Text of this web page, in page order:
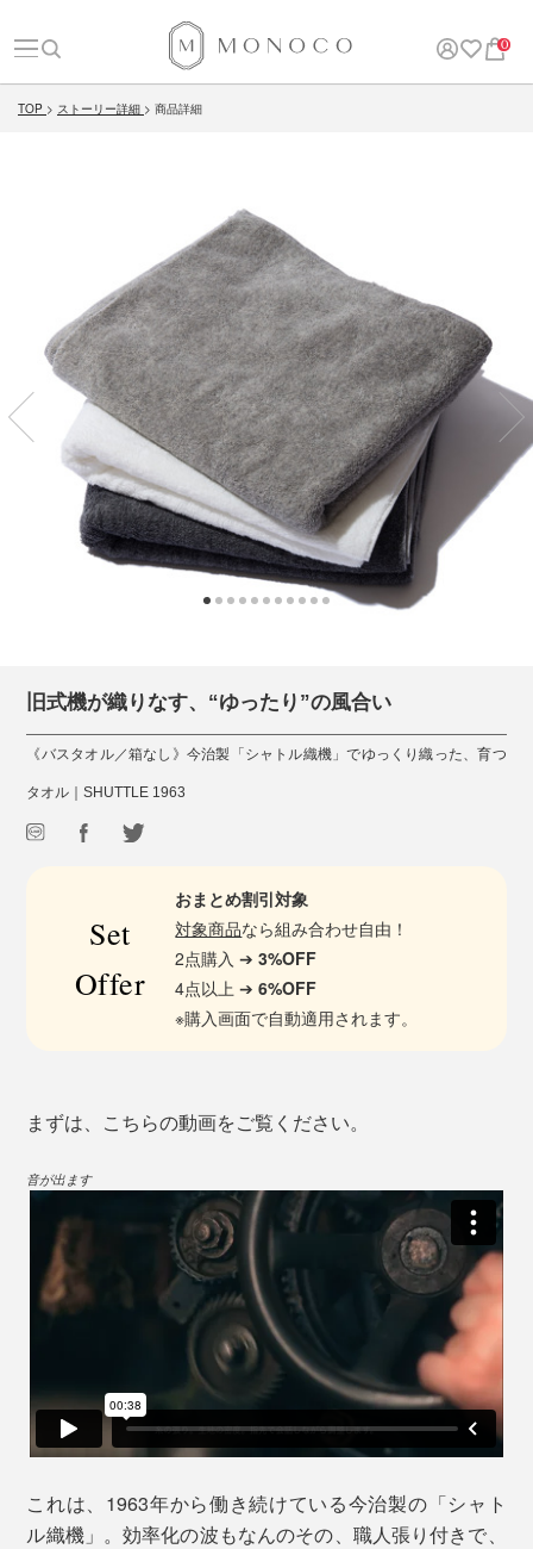
0
TOP ストーリー詳細 商品詳細
旧式機が織りなす、“ゆったり”の風合い
《バスタオル／箱なし》今治製「シャトル織機」でゆっくり織った、育つ
タオル｜SHUTTLE 1963
Set
Offer
おまとめ割引対象
対象商品なら組み合わせ自由！
2点購入 ➔3%OFF
4点以上 ➔6%OFF
※購入画面で自動適用されます。
まずは、こちらの動画をご覧ください。
音が出ます
これは、1963年から働き続けている今治製の「シャト
ル織機」。効率化の波もなんのその、職人張り付きで、